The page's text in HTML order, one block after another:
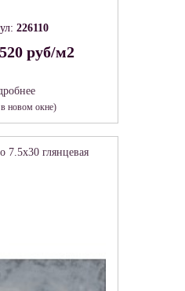
226110
руб/м2
новом окне)
7.5х30 глянцевая